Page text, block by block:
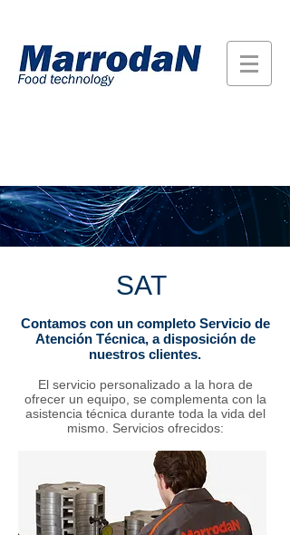
SAT
Contamos con un completo Servicio de
Atención Técnica, a disposición de
nuestros clientes.
El servicio personalizado a la hora de
ofrecer un equipo, se complementa con la
asistencia técnica durante toda la vida del
mismo. Servicios ofrecidos: